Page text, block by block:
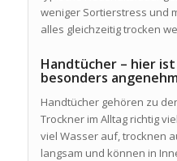
weniger Sortierstress und
alles gleichzeitig trocken
Handtücher – hier
besonders
Handtücher gehören zu
Trockner im Alltag richtig
viel Wasser auf, trocknen
langsam und können in